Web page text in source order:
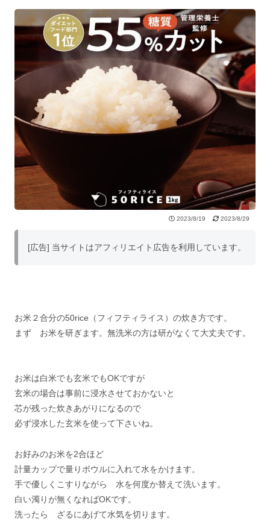
2023/8/19 2023/8/29
[広告] 当サイトはアフィリエイト広告を利用しています。
お米２合分の50rice（フィフティライス）の炊き方です。
まず お米を研ぎます。無洗米の方は研がなくて大丈夫です。
お米は白米でも玄米でもOKですが
玄米の場合は事前に浸水させておかないと
芯が残った炊きあがりになるので
必ず浸水した玄米を使って下さいね。
お好みのお米を2合ほど
計量カップで量りボウルに入れて水をかけます。
手で優しくこすりながら 水を何度か替えて洗います。
白い濁りが無くなればOKです。
洗ったら ざるにあげて水気を切ります。